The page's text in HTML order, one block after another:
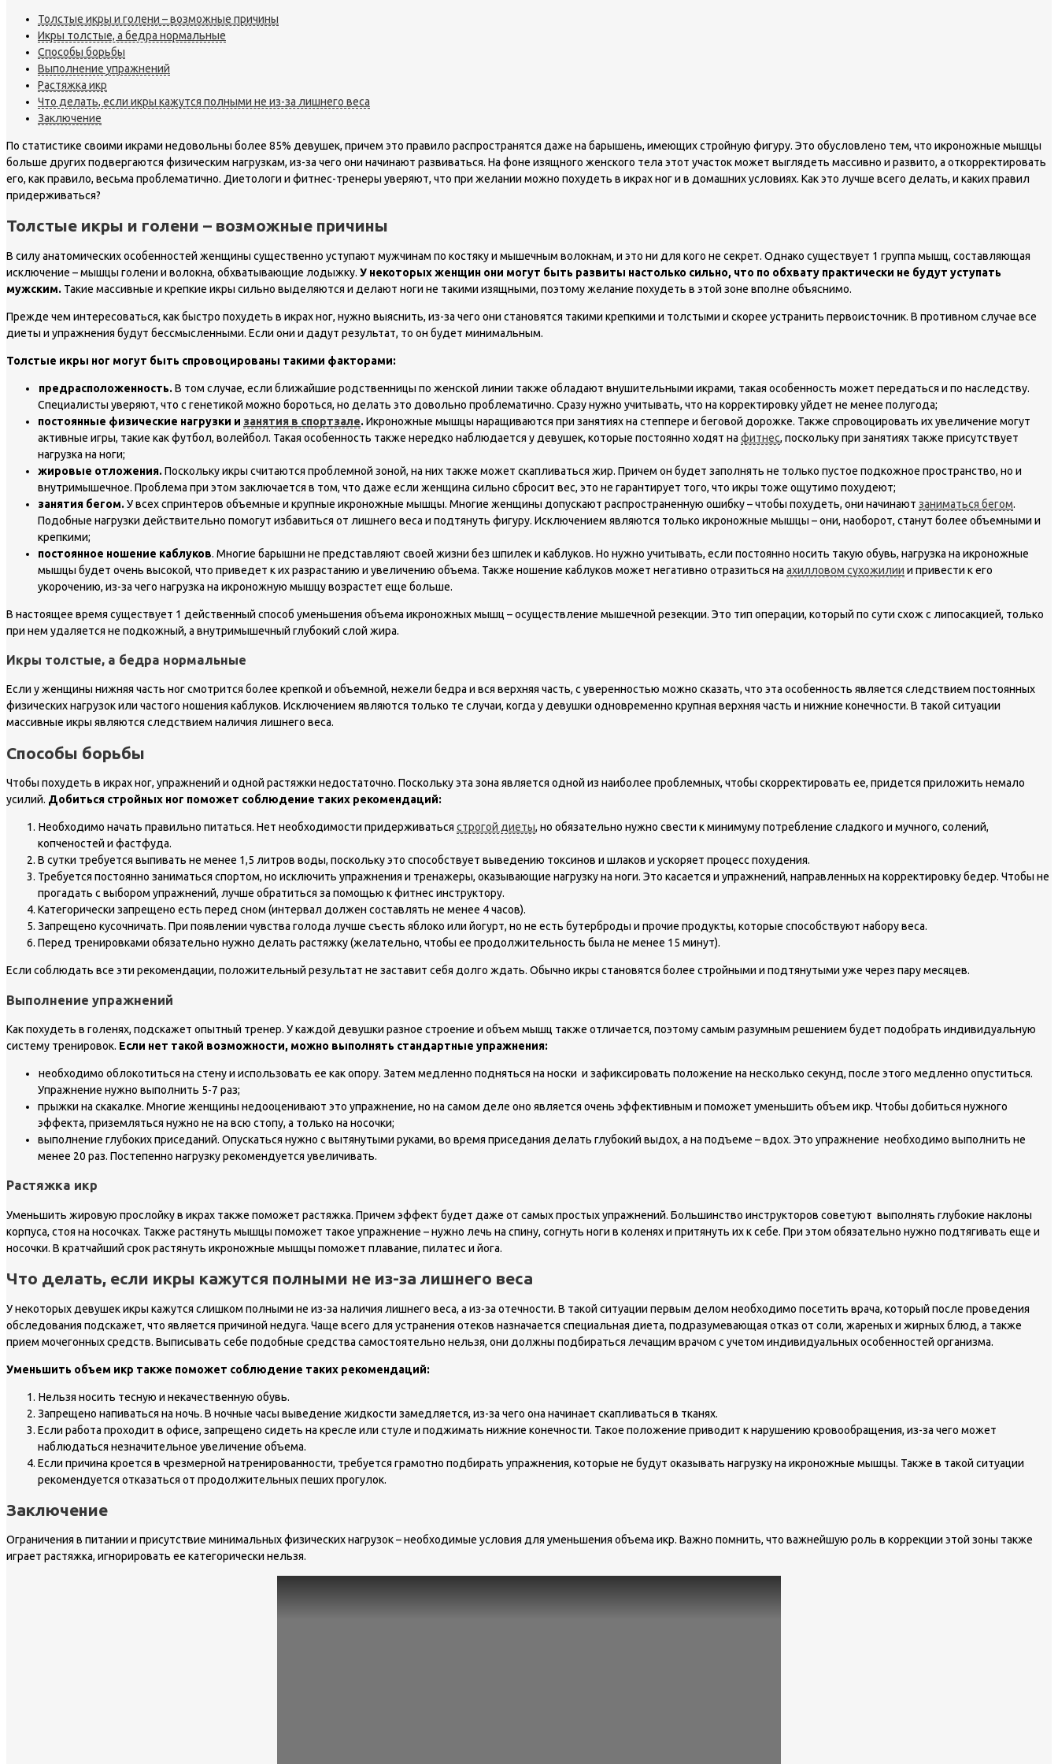
Толстые икры и голени – возможные причины
Икры толстые, а бедра нормальные
Способы борьбы
Выполнение упражнений
Растяжка икр
Что делать, если икры кажутся полными не из-за лишнего веса
Заключение
По статистике своими икрами недовольны более 85% девушек, причем это правило распространятся даже на барышень, имеющих стройную фигуру. Это обусловлено тем, что икроножные мышцы
больше других подвергаются физическим нагрузкам, из-за чего они начинают развиваться. На фоне изящного женского тела этот участок может выглядеть массивно и развито, а откорректировать
его, как правило, весьма проблематично. Диетологи и фитнес-тренеры уверяют, что при желании можно похудеть в икрах ног и в домашних условиях. Как это лучше всего делать, и каких правил
придерживаться?
Толстые икры и голени – возможные причины
В силу анатомических особенностей женщины существенно уступают мужчинам по костяку и мышечным волокнам, и это ни для кого не секрет. Однако существует 1 группа мышц, составляющая
исключение – мышцы голени и волокна, обхватывающие лодыжку. У некоторых женщин они могут быть развиты настолько сильно, что по обхвату практически не будут уступать
мужским. Такие массивные и крепкие икры сильно выделяются и делают ноги не такими изящными, поэтому желание похудеть в этой зоне вполне объяснимо.
Прежде чем интересоваться, как быстро похудеть в икрах ног, нужно выяснить, из-за чего они становятся такими крепкими и толстыми и скорее устранить первоисточник. В противном случае все
диеты и упражнения будут бессмысленными. Если они и дадут результат, то он будет минимальным.
Толстые икры ног могут быть спровоцированы такими факторами:
предрасположенность. В том случае, если ближайшие родственницы по женской линии также обладают внушительными икрами, такая особенность может передаться и по наследству.
Специалисты уверяют, что с генетикой можно бороться, но делать это довольно проблематично. Сразу нужно учитывать, что на корректировку уйдет не менее полугода;
постоянные физические нагрузки и занятия в спортзале. Икроножные мышцы наращиваются при занятиях на степпере и беговой дорожке. Также спровоцировать их увеличение могут
активные игры, такие как футбол, волейбол. Такая особенность также нередко наблюдается у девушек, которые постоянно ходят на фитнес, поскольку при занятиях также присутствует
нагрузка на ноги;
жировые отложения. Поскольку икры считаются проблемной зоной, на них также может скапливаться жир. Причем он будет заполнять не только пустое подкожное пространство, но и
внутримышечное. Проблема при этом заключается в том, что даже если женщина сильно сбросит вес, это не гарантирует того, что икры тоже ощутимо похудеют;
занятия бегом. У всех спринтеров объемные и крупные икроножные мышцы. Многие женщины допускают распространенную ошибку – чтобы похудеть, они начинают заниматься бегом.
Подобные нагрузки действительно помогут избавиться от лишнего веса и подтянуть фигуру. Исключением являются только икроножные мышцы – они, наоборот, станут более объемными и
крепкими;
постоянное ношение каблуков. Многие барышни не представляют своей жизни без шпилек и каблуков. Но нужно учитывать, если постоянно носить такую обувь, нагрузка на икроножные
мышцы будет очень высокой, что приведет к их разрастанию и увеличению объема. Также ношение каблуков может негативно отразиться на ахилловом сухожилии и привести к его
укорочению, из-за чего нагрузка на икроножную мышцу возрастет еще больше.
В настоящее время существует 1 действенный способ уменьшения объема икроножных мышц – осуществление мышечной резекции. Это тип операции, который по сути схож с липосакцией, только
при нем удаляется не подкожный, а внутримышечный глубокий слой жира.
Икры толстые, а бедра нормальные
Если у женщины нижняя часть ног смотрится более крепкой и объемной, нежели бедра и вся верхняя часть, с уверенностью можно сказать, что эта особенность является следствием постоянных
физических нагрузок или частого ношения каблуков. Исключением являются только те случаи, когда у девушки одновременно крупная верхняя часть и нижние конечности. В такой ситуации
массивные икры являются следствием наличия лишнего веса.
Способы борьбы
Чтобы похудеть в икрах ног, упражнений и одной растяжки недостаточно. Поскольку эта зона является одной из наиболее проблемных, чтобы скорректировать ее, придется приложить немало
усилий. Добиться стройных ног поможет соблюдение таких рекомендаций:
Необходимо начать правильно питаться. Нет необходимости придерживаться строгой диеты, но обязательно нужно свести к минимуму потребление сладкого и мучного, солений,
копченостей и фастфуда.
В сутки требуется выпивать не менее 1,5 литров воды, поскольку это способствует выведению токсинов и шлаков и ускоряет процесс похудения.
Требуется постоянно заниматься спортом, но исключить упражнения и тренажеры, оказывающие нагрузку на ноги. Это касается и упражнений, направленных на корректировку бедер. Чтобы не
прогадать с выбором упражнений, лучше обратиться за помощью к фитнес инструктору.
Категорически запрещено есть перед сном (интервал должен составлять не менее 4 часов).
Запрещено кусочничать. При появлении чувства голода лучше съесть яблоко или йогурт, но не есть бутерброды и прочие продукты, которые способствуют набору веса.
Перед тренировками обязательно нужно делать растяжку (желательно, чтобы ее продолжительность была не менее 15 минут).
Если соблюдать все эти рекомендации, положительный результат не заставит себя долго ждать. Обычно икры становятся более стройными и подтянутыми уже через пару месяцев.
Выполнение упражнений
Как похудеть в голенях, подскажет опытный тренер. У каждой девушки разное строение и объем мышц также отличается, поэтому самым разумным решением будет подобрать индивидуальную
систему тренировок. Если нет такой возможности, можно выполнять стандартные упражнения:
необходимо облокотиться на стену и использовать ее как опору. Затем медленно подняться на носки и зафиксировать положение на несколько секунд, после этого медленно опуститься.
Упражнение нужно выполнить 5-7 раз;
прыжки на скакалке. Многие женщины недооценивают это упражнение, но на самом деле оно является очень эффективным и поможет уменьшить объем икр. Чтобы добиться нужного
эффекта, приземляться нужно не на всю стопу, а только на носочки;
выполнение глубоких приседаний. Опускаться нужно с вытянутыми руками, во время приседания делать глубокий выдох, а на подъеме – вдох. Это упражнение необходимо выполнить не
менее 20 раз. Постепенно нагрузку рекомендуется увеличивать.
Растяжка икр
Уменьшить жировую прослойку в икрах также поможет растяжка. Причем эффект будет даже от самых простых упражнений. Большинство инструкторов советуют выполнять глубокие наклоны
корпуса, стоя на носочках. Также растянуть мышцы поможет такое упражнение – нужно лечь на спину, согнуть ноги в коленях и притянуть их к себе. При этом обязательно нужно подтягивать еще и
носочки. В кратчайший срок растянуть икроножные мышцы поможет плавание, пилатес и йога.
Что делать, если икры кажутся полными не из-за лишнего веса
У некоторых девушек икры кажутся слишком полными не из-за наличия лишнего веса, а из-за отечности. В такой ситуации первым делом необходимо посетить врача, который после проведения
обследования подскажет, что является причиной недуга. Чаще всего для устранения отеков назначается специальная диета, подразумевающая отказ от соли, жареных и жирных блюд, а также
прием мочегонных средств. Выписывать себе подобные средства самостоятельно нельзя, они должны подбираться лечащим врачом с учетом индивидуальных особенностей организма.
Уменьшить объем икр также поможет соблюдение таких рекомендаций:
Нельзя носить тесную и некачественную обувь.
Запрещено напиваться на ночь. В ночные часы выведение жидкости замедляется, из-за чего она начинает скапливаться в тканях.
Если работа проходит в офисе, запрещено сидеть на кресле или стуле и поджимать нижние конечности. Такое положение приводит к нарушению кровообращения, из-за чего может
наблюдаться незначительное увеличение объема.
Если причина кроется в чрезмерной натренированности, требуется грамотно подбирать упражнения, которые не будут оказывать нагрузку на икроножные мышцы. Также в такой ситуации
рекомендуется отказаться от продолжительных пеших прогулок.
Заключение
Ограничения в питании и присутствие минимальных физических нагрузок – необходимые условия для уменьшения объема икр. Важно помнить, что важнейшую роль в коррекции этой зоны также
играет растяжка, игнорировать ее категорически нельзя.